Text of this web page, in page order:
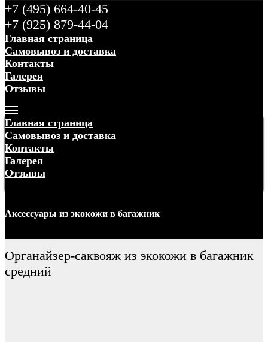
+7 (495) 664-40-45
+7 (925) 879-44-04
Главная страница
Самовывоз и доставка
Контакты
Галерея
Отзывы
Главная страница
Самовывоз и доставка
Контакты
Галерея
Отзывы
Аксессуары из экокожи в багажник
Органайзер-саквояж из экокожи в багажник
средний